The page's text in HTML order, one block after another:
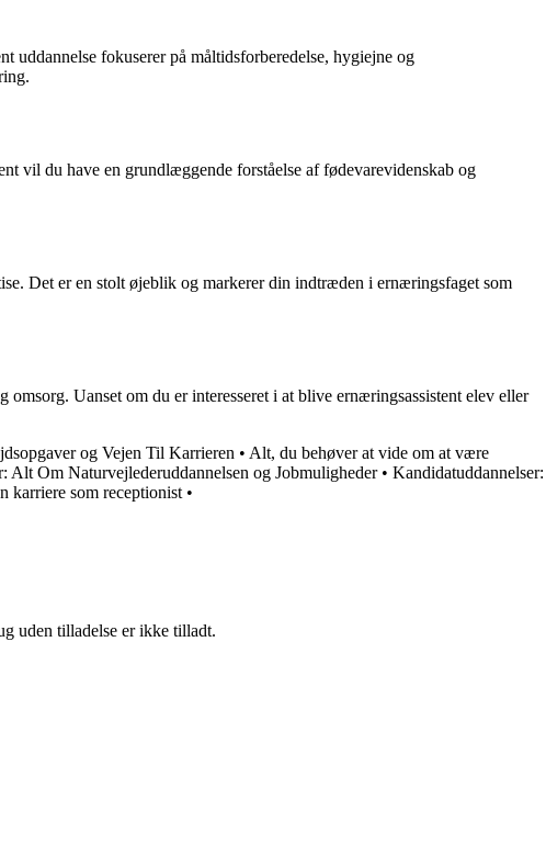
uddannelse fokuserer på måltidsforberedelse, hygiejne og
vil du have en grundlæggende forståelse af fødevarevidenskab og
Det er en stolt øjeblik og markerer din indtræden i ernæringsfaget som
Uanset om du er interesseret i at blive ernæringsassistent elev eller
og Vejen Til Karrieren • Alt, du behøver at vide om at være
Alt Om Naturvejlederuddannelsen og Jobmuligheder• Kandidatuddannelser:
karriere som receptionist •
uden tilladelse er ikke tilladt.